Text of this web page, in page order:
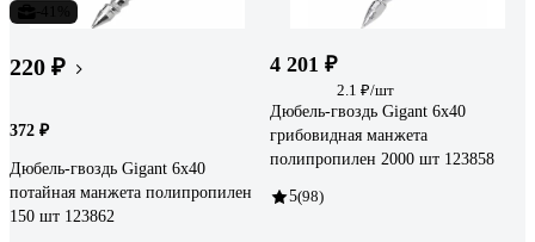
220 ₽
372 ₽
Дюбель-гвоздь Gigant 6x40
потайная манжета полипропилен
150 шт 123862
4 201 ₽
2.1 ₽/шт
Дюбель-гвоздь Gigant 6x40
грибовидная манжета
полипропилен 2000 шт 123858
5(98)